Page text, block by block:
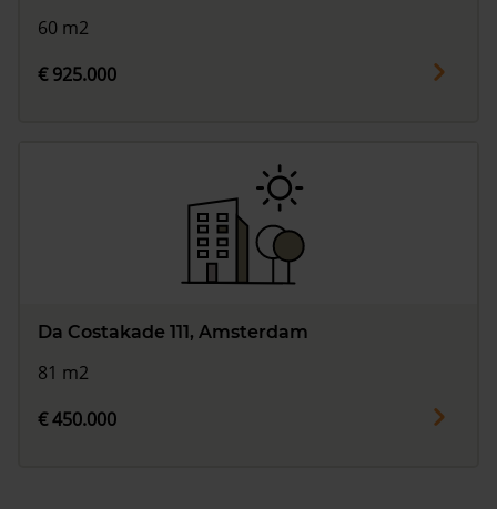
60 m2
€ 925.000
Da Costakade 111, Amsterdam
81 m2
€ 450.000